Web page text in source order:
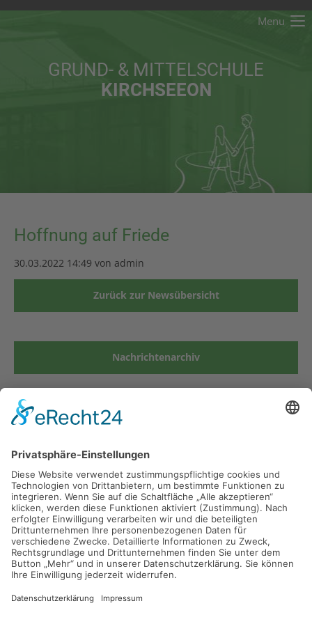
Der Eintrag "offcanvas-col2" existiert leider nicht.
Der Eintrag "offcanvas-col3" existiert leider nicht.
Der Eintrag "offcanvas-col4" existiert leider nicht.
Menu
GRUND- & MITTELSCHULE
KIRCHSEEON
Hoffnung auf Friede
30.03.2022 14:49 von admin
Zurück zur Newsübersicht
Nachrichtenarchiv
Grund- und Mittelschule Kirchseeon
Münchner Str. 19
85614 Kirchseeon
Tel 08091 53900-0
Fax 08091 53900-29
Mailsekretariat@gmskirchseeon.de